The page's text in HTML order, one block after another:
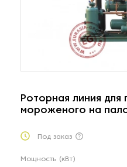
Роторная линия для
мороженого на
Под заказ
Мощность (кВт)